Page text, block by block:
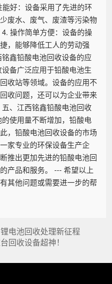
好：设备采用了先进的环
废水、废气、废渣等污染物
操作简单方便：设备的操
，能够降低工人的劳动强
鑫铅酸电池回收设备的应
备广泛应用于铅酸电池生
收站等领域。设备的应用不
收问题，还可以为企业带来
、江西铭鑫铅酸电池回收
使用量不断增加，铅酸电
，铅酸电池回收设备的市场
家专业的环保设备生产企
推出更加先进的铅酸电池回
产品和服务。 --- 希望以上
其他问题或需要进一步的帮
电池回收处理新征程
回收设备超神！